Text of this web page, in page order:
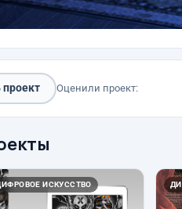
Оценили проект:
ИСКУССТВО